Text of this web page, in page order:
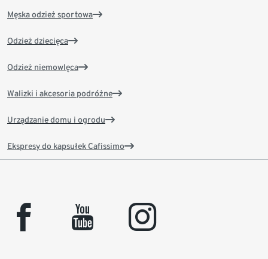
Męska odzież sportowa
Odzież dziecięca
Odzież niemowlęca
Walizki i akcesoria podróżne
Urządzanie domu i ogrodu
Ekspresy do kapsułek Cafissimo
facebook youtube instagram